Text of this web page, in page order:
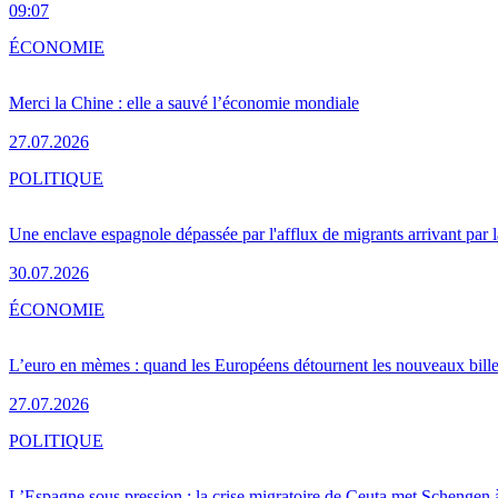
09:07
Merci la Chine : elle a sauvé l’économie mondiale
27.07.2026
ÉCONOMIE
Une enclave espagnole dépassée par l'afflux de migrants arrivant par
30.07.2026
POLITIQUE
L’euro en mèmes : quand les Européens détournent les nouveaux
27.07.2026
ÉCONOMIE
POLITIQUE